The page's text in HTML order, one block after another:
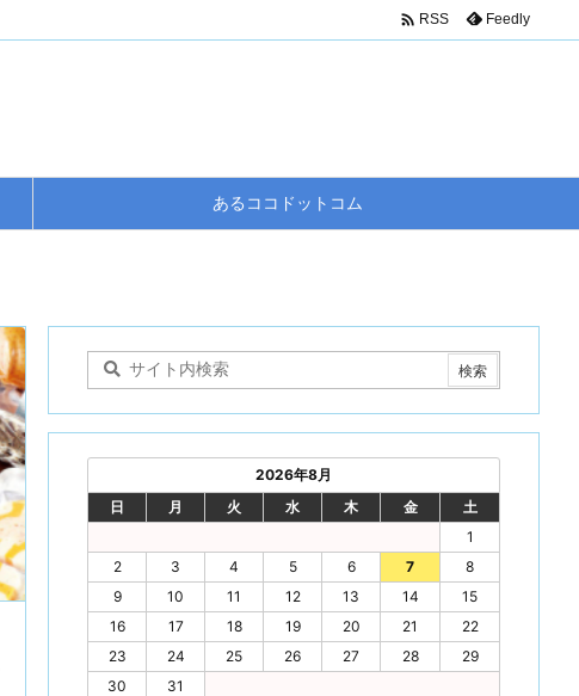
あるココドットコム
 RSS Feedly
2026年8月
日
月 火 水 木 金
土
1
2
3 4 5 6 7
8
9
10 11 12 13 14
15
16
17 18 19 20 21
22
23
24 25 26 27 28
29
30
31